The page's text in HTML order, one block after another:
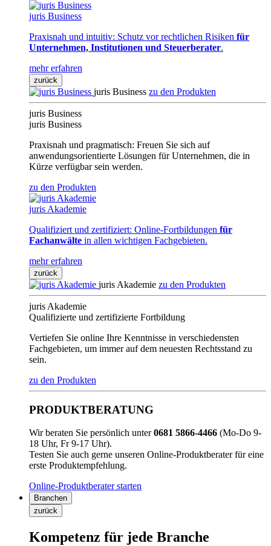
juris Business
Praxisnah und intuitiv: Schutz vor rechtlichen Risiken für
Unternehmen, Institutionen und Steuerberater.
mehr erfahren
zurück
juris Business zu den Produkten
juris Business
juris Business
Praxisnah und pragmatisch: Freuen Sie sich auf
anwendungsorientierte Lösungen für Unternehmen, die in
Kürze verfügbar sein werden.
zu den Produkten
juris Akademie
Qualifiziert und zertifiziert: Online-Fortbildungen für
Fachanwälte in allen wichtigen Fachgebieten.
mehr erfahren
zurück
juris Akademie zu den Produkten
juris Akademie
Qualifizierte und zertifizierte Fortbildung
Vertiefen Sie online Ihre Kenntnisse in verschiedensten
Fachgebieten, um immer auf dem neuesten Rechtsstand zu
sein.
zu den Produkten
PRODUKTBERATUNG
Wir beraten Sie persönlich unter0681 5866-4466 (Mo-Do 9-
18 Uhr, Fr 9-17 Uhr).
Testen Sie auch gerne unseren Online-Produktberater für eine
erste Produktempfehlung.
Online-Produktberater starten
Branchen
zurück
Kompetenz für jede Branche